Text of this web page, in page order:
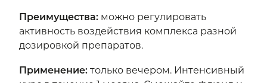
Преимущества:можно регулировать
активность воздействия комплекса разной
дозировкой препаратов.
Применение:только вечером. Интенсивный